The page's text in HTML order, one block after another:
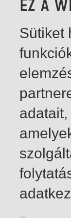
1-2 / insgesamt 2
Sütiket